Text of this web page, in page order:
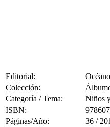
Editorial:
Colección:
Categoría / Tema:
Niños
ISBN:
Páginas/Año:
36 /